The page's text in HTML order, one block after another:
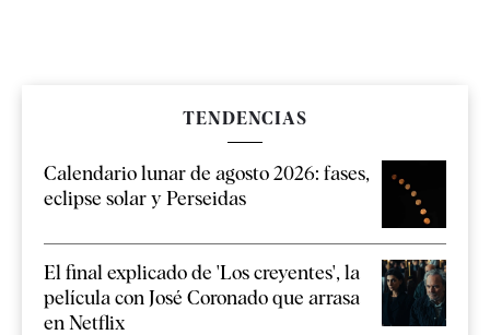
TENDENCIAS
Calendario lunar de agosto 2026: fases,
eclipse solar y Perseidas
El final explicado de 'Los creyentes', la
película con José Coronado que arrasa
en Netflix